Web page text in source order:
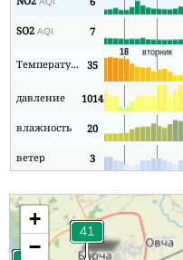
SO2AQI 7
Температура 35
давление 1014
влажность 20
ветер 3
+
−